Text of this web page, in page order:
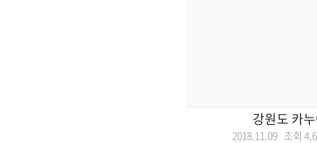
강원도 카
2018.11.09 조회